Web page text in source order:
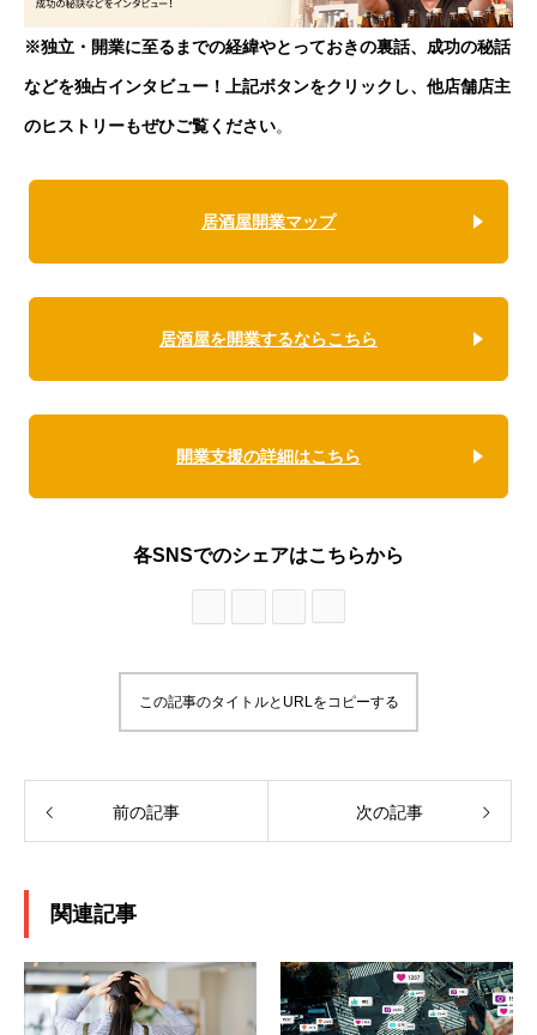
※独立・開業に至るまでの経緯やとっておきの裏話、成功の秘話
などを独占インタビュー！上記ボタンをクリックし、他店舗店主
のヒストリーもぜひご覧ください。
居酒屋開業マップ
居酒屋を開業するならこちら
開業支援の詳細はこちら
各SNSでのシェアはこちらから
この記事のタイトルとURLをコピーする
前の記事 次の記事
関連記事